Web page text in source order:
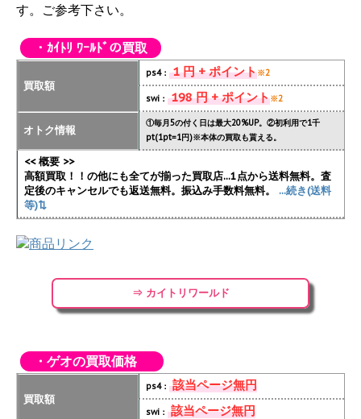
す。ご参考下さい。
・ｶｲﾄﾘ ﾜｰﾙﾄﾞの買取
買取額
ps4： 1 円 + ポイント※2
swi： 198 円 + ポイント※2
オトク情報
①毎月5の付く日は最大20%UP。②初利用で1千
pt(1pt=1円)※本体の買取も貰える。
<< 概要 >>
高額買取！！の他にも全てが揃った買取店...1点から送料無料。査
定後のキャンセルでも返送無料。振込み手数料無料。
...続き(送料
等)⇅
⇒ カイトリワールド
・ゲオの買取価格
買取額
ps4： 該当ページ無円
swi： 該当ページ無円